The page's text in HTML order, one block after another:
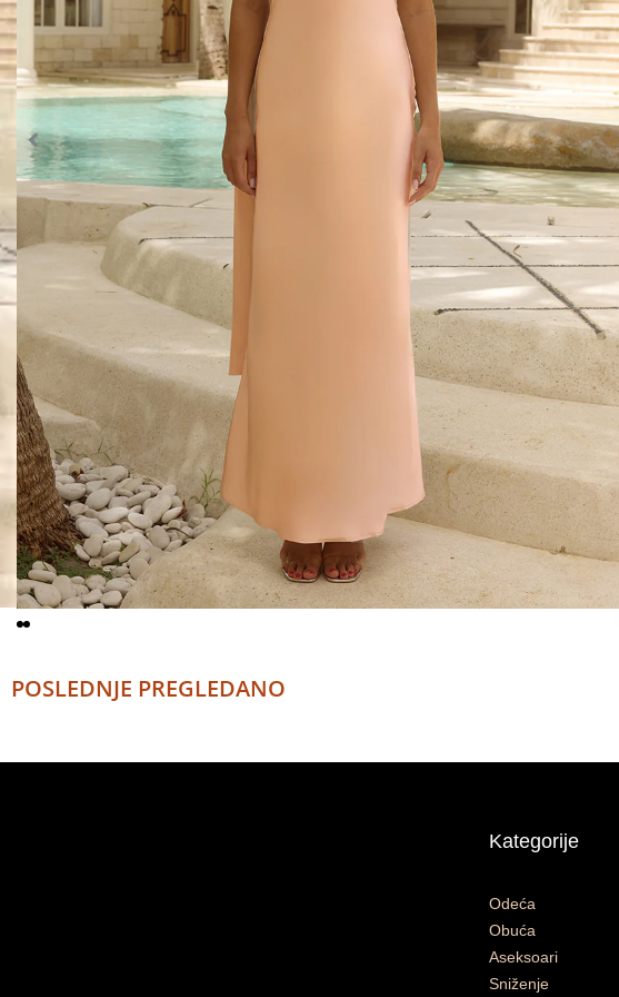
POSLEDNJE PREGLEDANO
Kategorije
Odeća
Obuća
Aseksoari
Sniženje